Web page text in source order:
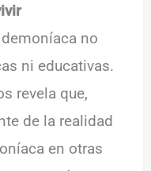
no
ni educativas.
revela que,
de la realidad
en otras